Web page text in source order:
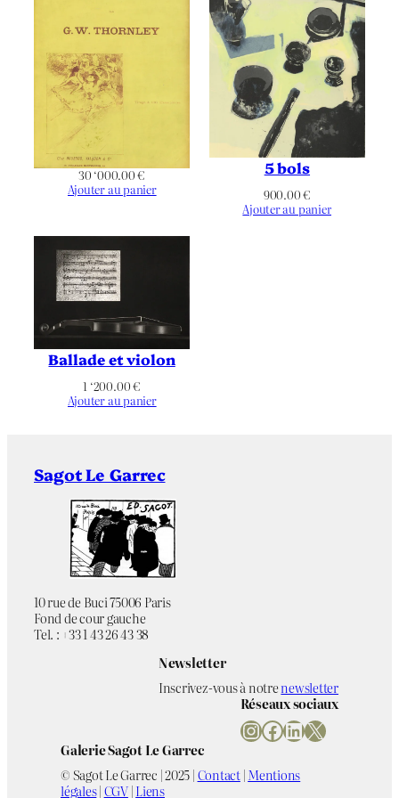
Noir & Blanc
Orientation
Thématique
,Figuratif,Henri IV,
Pêcheur,Péniche, Pont,
,Seine, Vert
30 ‘000.00€
Ajouter au panier
5 bols
900.00€
Ajouter au panier
Ballade et violon
1 ‘200.00€
Ajouter au panier
Sagot Le Garrec
10 rue de Buci 75006 Paris
Fond de cour gauche
Tel. : +33 1 43 26 43 38
Newsletter
Inscrivez-vous à notrenewsletter
Réseaux sociaux
InstagramFacebook LinkedIn X
Galerie Sagot Le Garrec
© Sagot Le Garrec | 2025 |Contact|Mentions
légales|CGV|Liens